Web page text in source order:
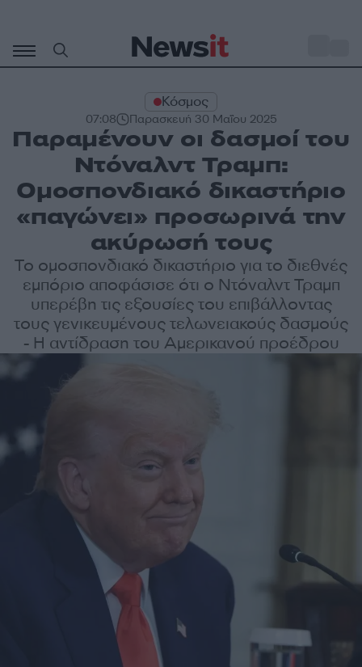
περιεχόμενο
Κόσμος
07:08 Παρασκευή 30 Μαΐου 2025
Παραμένουν οι δασμοί του
Ντόναλντ Τραμπ:
Ομοσπονδιακό δικαστήριο
«παγώνει» προσωρινά την
ακύρωσή τους
Το ομοσπονδιακό δικαστήριο για το διεθνές
εμπόριο αποφάσισε ότι ο Ντόναλντ Τραμπ
υπερέβη τις εξουσίες του επιβάλλοντας
τους γενικευμένους τελωνειακούς δασμούς
- Η αντίδραση του Αμερικανού προέδρου